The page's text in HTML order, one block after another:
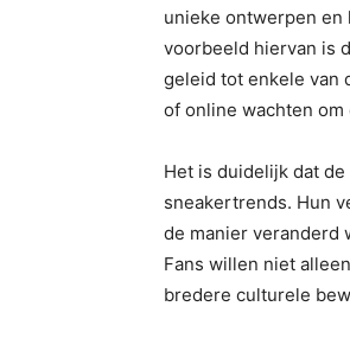
unieke ontwerpen en
voorbeeld hiervan is
geleid tot enkele van
of online wachten om
Het is duidelijk dat
sneakertrends. Hun
de manier veranderd
Fans willen niet
bredere culturele